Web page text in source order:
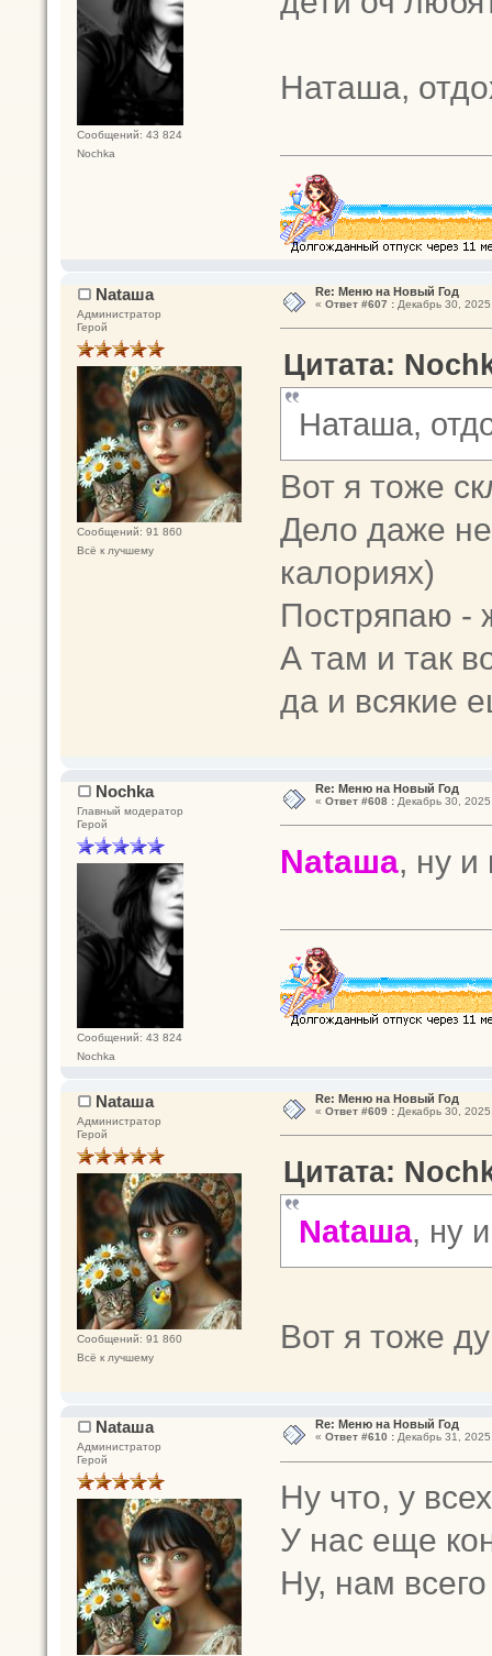
Сообщений: 43 824
Nochka
Наташа,
Nataшa
Администратор
Герой
Сообщений: 91 860
Всё к лучшему
Re: Меню на Новый Год
« Ответ #607 :Декабрь 30,
Цитата:
Наташа,
Вот я тоже
Дело даже
калориях)
Постряпаю -
А там и так
да и всякие
Nochka
Главный модератор
Герой
Сообщений: 43 824
Nochka
Re: Меню на Новый Год
« Ответ #608 :Декабрь 30,
Nataшa, ну и
Nataшa
Администратор
Герой
Сообщений: 91 860
Всё к лучшему
Re: Меню на Новый Год
« Ответ #609 :Декабрь 30,
Цитата:
Nataшa, ну
Вот я тоже
Nataшa
Администратор
Герой
Re: Меню на Новый Год
« Ответ #610 :Декабрь 31,
Ну что, у
У нас еще
Ну, нам